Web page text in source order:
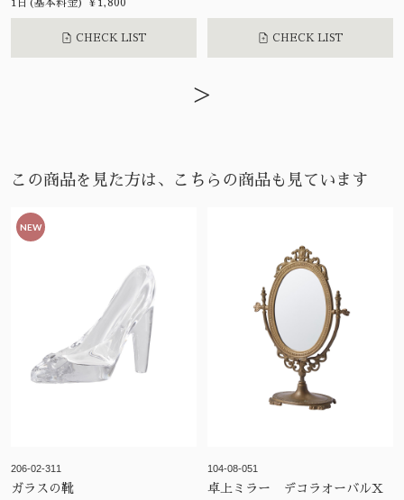
1日(基本料金) ¥1,800
CHECK LIST CHECK LIST
>
この商品を見た方は、こちらの商品も見ています
NEW
206-02-311
ガラスの靴
104-08-051
卓上ミラー デコラオーバルX